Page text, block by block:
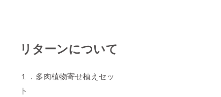
リターンについて
１．多肉植物寄せ植えセッ
ト